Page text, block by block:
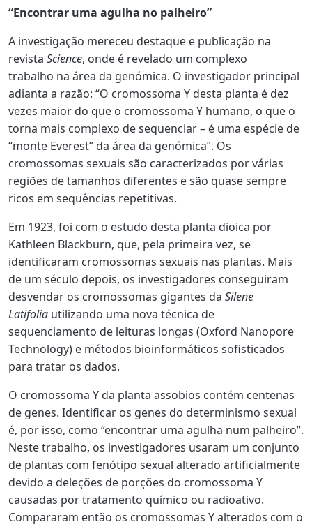
“Encontrar uma agulha no palheiro”
A investigação mereceu destaque e publicação na
revista Science, onde é revelado um complexo
trabalho na área da genómica. O investigador principal
adianta a razão: “O cromossoma Y desta planta é dez
vezes maior do que o cromossoma Y humano, o que o
torna mais complexo de sequenciar – é uma espécie de
“monte Everest” da área da genómica”. Os
cromossomas sexuais são caracterizados por várias
regiões de tamanhos diferentes e são quase sempre
ricos em sequências repetitivas.
Em 1923, foi com o estudo desta planta dioica por
Kathleen Blackburn, que, pela primeira vez, se
identificaram cromossomas sexuais nas plantas. Mais
de um século depois, os investigadores conseguiram
desvendar os cromossomas gigantes da Silene
Latifolia utilizando uma nova técnica de
sequenciamento de leituras longas (Oxford Nanopore
Technology) e métodos bioinformáticos sofisticados
para tratar os dados.
O cromossoma Y da planta assobios contém centenas
de genes. Identificar os genes do determinismo sexual
é, por isso, como “encontrar uma agulha num palheiro”.
Neste trabalho, os investigadores usaram um conjunto
de plantas com fenótipo sexual alterado artificialmente
devido a deleções de porções do cromossoma Y
causadas por tratamento químico ou radioativo.
Compararam então os cromossomas Y alterados com o